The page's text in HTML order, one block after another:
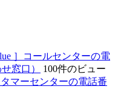
］コールセンターの電
窓口）
100件のビュー
マーセンターの電話番